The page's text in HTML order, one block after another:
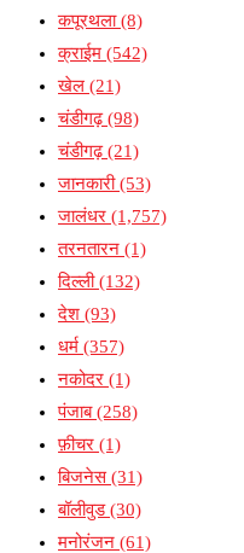
कपूरथला(8)
क्राईम (542)
खेल (21)
चंडीगढ़(98)
चंडीगढ़(21)
जानकारी(53)
जालंधर (1,757)
तरनतारन (1)
दिल्ली(132)
देश (93)
धर्म (357)
नकोदर (1)
पंजाब(258)
फ़ीचर (1)
बिजनेस(31)
बॉलीवुड(30)
मनोरंजन (61)